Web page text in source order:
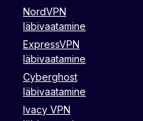
NordVPN
läbivaatamine
ExpressVPN
läbivaatamine
Cyberghost
läbivaatamine
Ivacy VPN